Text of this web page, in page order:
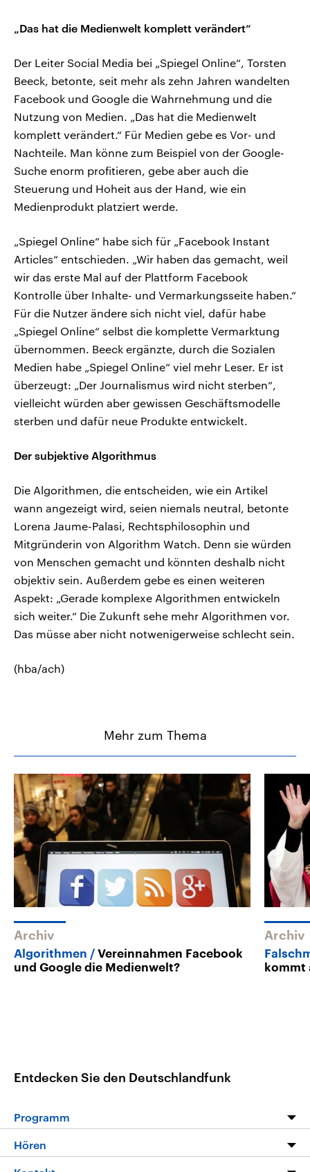
„Das hat die Medienwelt komplett verändert“
Der Leiter Social Media bei „Spiegel Online“, Torsten
Beeck, betonte, seit mehr als zehn Jahren wandelten
Facebook und Google die Wahrnehmung und die
Nutzung von Medien. „Das hat die Medienwelt
komplett verändert.“ Für Medien gebe es Vor- und
Nachteile. Man könne zum Beispiel von der Google-
Suche enorm profitieren, gebe aber auch die
Steuerung und Hoheit aus der Hand, wie ein
Medienprodukt platziert werde.
„Spiegel Online“ habe sich für „Facebook Instant
Articles“ entschieden. „Wir haben das gemacht, weil
wir das erste Mal auf der Plattform Facebook
Kontrolle über Inhalte- und Vermarkungsseite haben.“
Für die Nutzer ändere sich nicht viel, dafür habe
„Spiegel Online“ selbst die komplette Vermarktung
übernommen. Beeck ergänzte, durch die Sozialen
Medien habe „Spiegel Online“ viel mehr Leser. Er ist
überzeugt: „Der Journalismus wird nicht sterben“,
vielleicht würden aber gewissen Geschäftsmodelle
sterben und dafür neue Produkte entwickelt.
Der subjektive Algorithmus
Die Algorithmen, die entscheiden, wie ein Artikel
wann angezeigt wird, seien niemals neutral, betonte
Lorena Jaume-Palasi, Rechtsphilosophin und
Mitgründerin von Algorithm Watch. Denn sie würden
von Menschen gemacht und könnten deshalb nicht
objektiv sein. Außerdem gebe es einen weiteren
Aspekt: „Gerade komplexe Algorithmen entwickeln
sich weiter.“ Die Zukunft sehe mehr Algorithmen vor.
Das müsse aber nicht notwenigerweise schlecht sein.
(hba/ach)
Mehr zum Thema
Archiv
Algorithmen
Vereinnahmen Facebook
und Google die Medienwelt?
Archiv
kommt
Entdecken Sie den Deutschlandfunk
Programm
Programm
Hören
Livestream